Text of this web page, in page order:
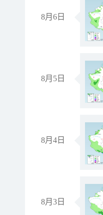
8月6日
8月5日
8月4日
8月3日